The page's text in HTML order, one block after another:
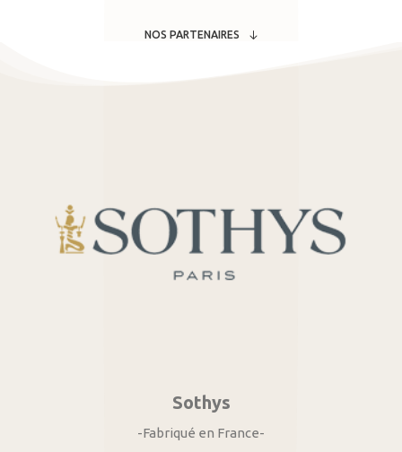
NOS PARTENAIRES
Sothys
-Fabriqué en France-